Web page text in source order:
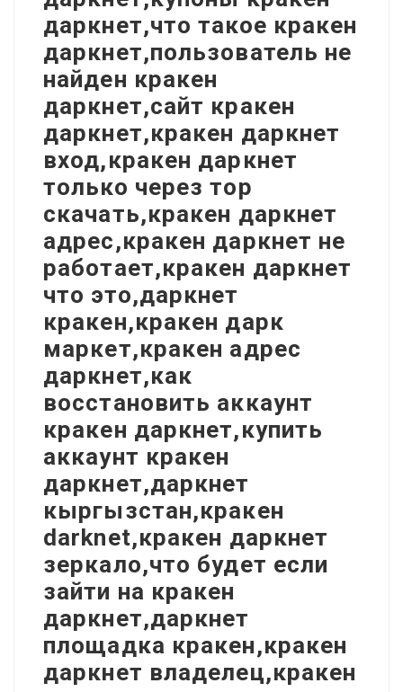
даркнет,что такое кракен
даркнет,пользователь не
найден кракен
даркнет,сайт кракен
даркнет,кракен даркнет
вход,кракен даркнет
только через тор
скачать,кракен даркнет
адрес,кракен даркнет не
работает,кракен даркнет
что это,даркнет
кракен,кракен дарк
маркет,кракен адрес
даркнет,как
восстановить аккаунт
кракен даркнет,купить
аккаунт кракен
даркнет,даркнет
кыргызстан,кракен
darknet,кракен даркнет
зеркало,что будет если
зайти на кракен
даркнет,даркнет
площадка кракен,кракен
даркнет владелец,кракен